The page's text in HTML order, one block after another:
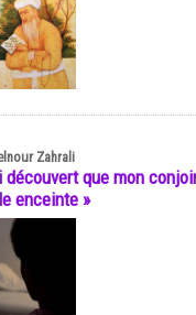
Zahrali
découvert que mon
enceinte »